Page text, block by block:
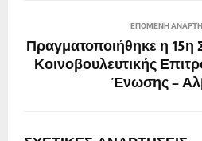
ΕΠΌΜΕΝΗ
Πραγματοποιήθηκε η 15η
Κοινοβουλευτικής
Ένωσης –